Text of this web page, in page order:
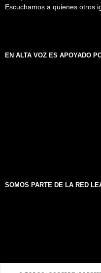
Escuchamos a quienes otros
EN ALTA VOZ ES APOYADO
SOMOS PARTE DE LA RED